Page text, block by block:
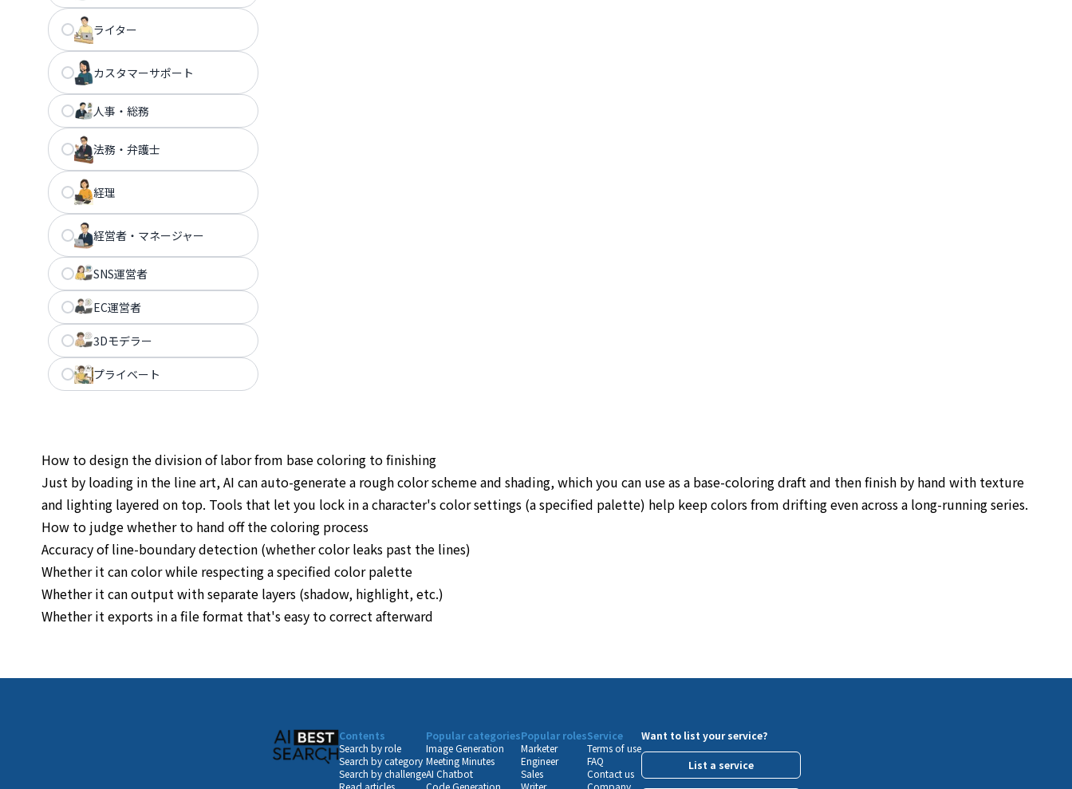
ライター
カスタマーサポート
人事・総務
法務・弁護士
経理
経営者・マネージャー
SNS運営者
EC運営者
3Dモデラー
プライベート
How to design the division of labor from base coloring to finishing
Just by loading in the line art, AI can auto-generate a rough color scheme and shading, which you can use as a base-coloring draft and then finish by hand with texture
and lighting layered on top. Tools that let you lock in a character's color settings (a specified palette) help keep colors from drifting even across a long-running series.
How to judge whether to hand off the coloring process
Accuracy of line-boundary detection (whether color leaks past the lines)
Whether it can color while respecting a specified color palette
Whether it can output with separate layers (shadow, highlight, etc.)
Whether it exports in a file format that's easy to correct afterward
Contents
Search by role
Search by category
Search by challenge
Read articles
Popular categories
Image Generation
Meeting Minutes
AI Chatbot
Code Generation
Popular roles
Marketer
Engineer
Sales
Writer
Service
Terms of use
FAQ
Contact us
Company
Want to list your service?
List a service